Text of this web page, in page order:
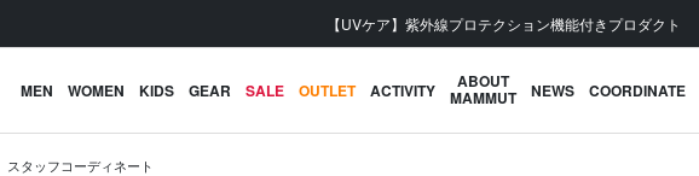
MEN WOMEN KIDS GEAR SALE OUTLET ACTIVITY ABOUT
MAMMUT NEWS COORDINATE
スタッフコーディネート